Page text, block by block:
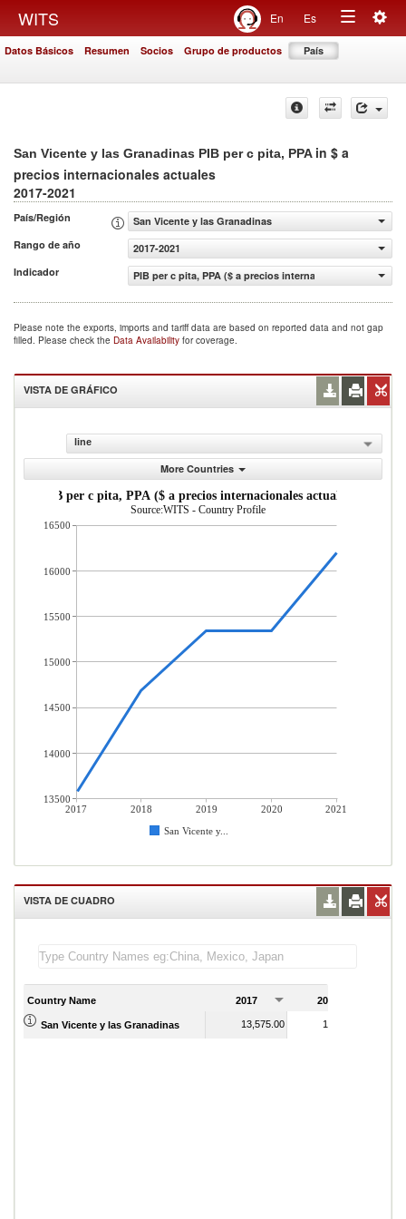
WITS En Es
Toggle
Datos Básicos Resumen Socios Grupo de productos País
San Vicente y las Granadinas PIB per c pita, PPA in $ a
precios internacionales actuales
2017-2021
País/Región
San Vicente y las Granadinas
Rango de año
2017-2021
Indicador
PIB per c pita, PPA ($ a precios internacionales actuales)
Please note the exports, imports and tariff data are based on reported data and not gap
filled. Please check the Data Availability for coverage.
VISTA DE GRÁFICO
line
More Countries
PIB per c pita, PPA ($ a precios internacionales actuales)
Source:WITS - Country Profile
2017 2018 2019 2020
2021
San Vicente y...
16500
16000
15500
15000
14500
14000
13500
VISTA DE CUADRO
Country Name 2017 2018
San Vicente y las Granadinas 13,575.00 14,689.00